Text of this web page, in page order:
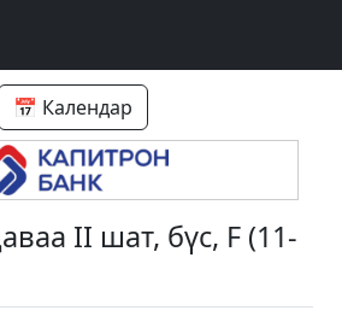
📅 Календар
II шат, бүс, F (11-